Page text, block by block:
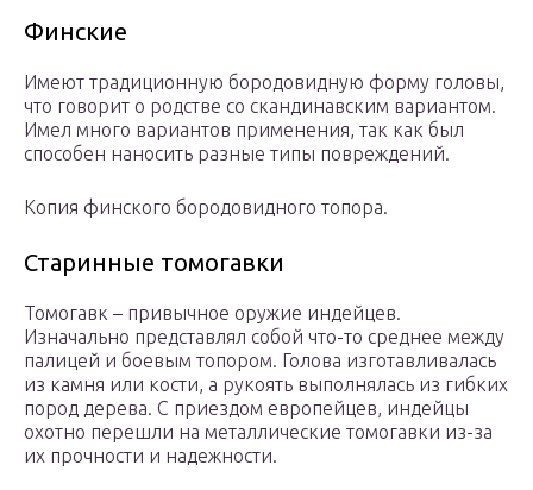
Финские
Имеют традиционную бородовидную форму головы,
что говорит о родстве со скандинавским вариантом.
Имел много вариантов применения, так как был
способен наносить разные типы повреждений.
Копия финского бородовидного топора.
Старинные томогавки
Томогавк – привычное оружие индейцев.
Изначально представлял собой что-то среднее между
палицей и боевым топором. Голова изготавливалась
из камня или кости, а рукоять выполнялась из гибких
пород дерева. С приездом европейцев, индейцы
охотно перешли на металлические томогавки из-за
их прочности и надежности.